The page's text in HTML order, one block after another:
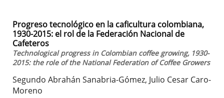
Progreso tecnológico en la caficultura colombiana,
1930-2015: el rol de la Federación Nacional de
Cafeteros
Technological progress in Colombian coffee growing, 1930-
2015: the role of the National Federation of Coffee Growers
Segundo Abrahán Sanabria-Gómez, Julio Cesar Caro-
Moreno